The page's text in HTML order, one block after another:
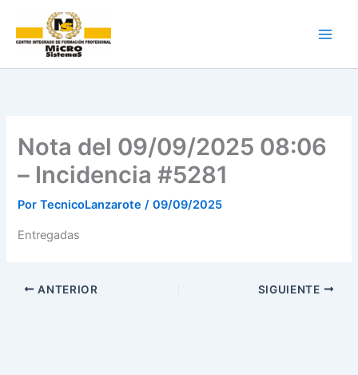
contenido
Nota del 09/09/2025 08:06
– Incidencia #5281
PorTecnicoLanzarote/09/09/2025
Entregadas
ANTERIOR SIGUIENTE